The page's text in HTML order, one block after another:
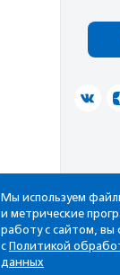
Мы используем
и метрические
работу с сайтом, вы
с Политикой
данных